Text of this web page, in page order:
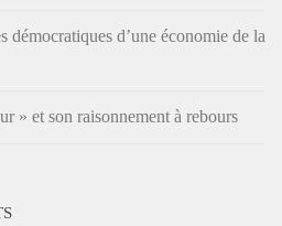
démocratiques d’une économie de la
» et son raisonnement à rebours